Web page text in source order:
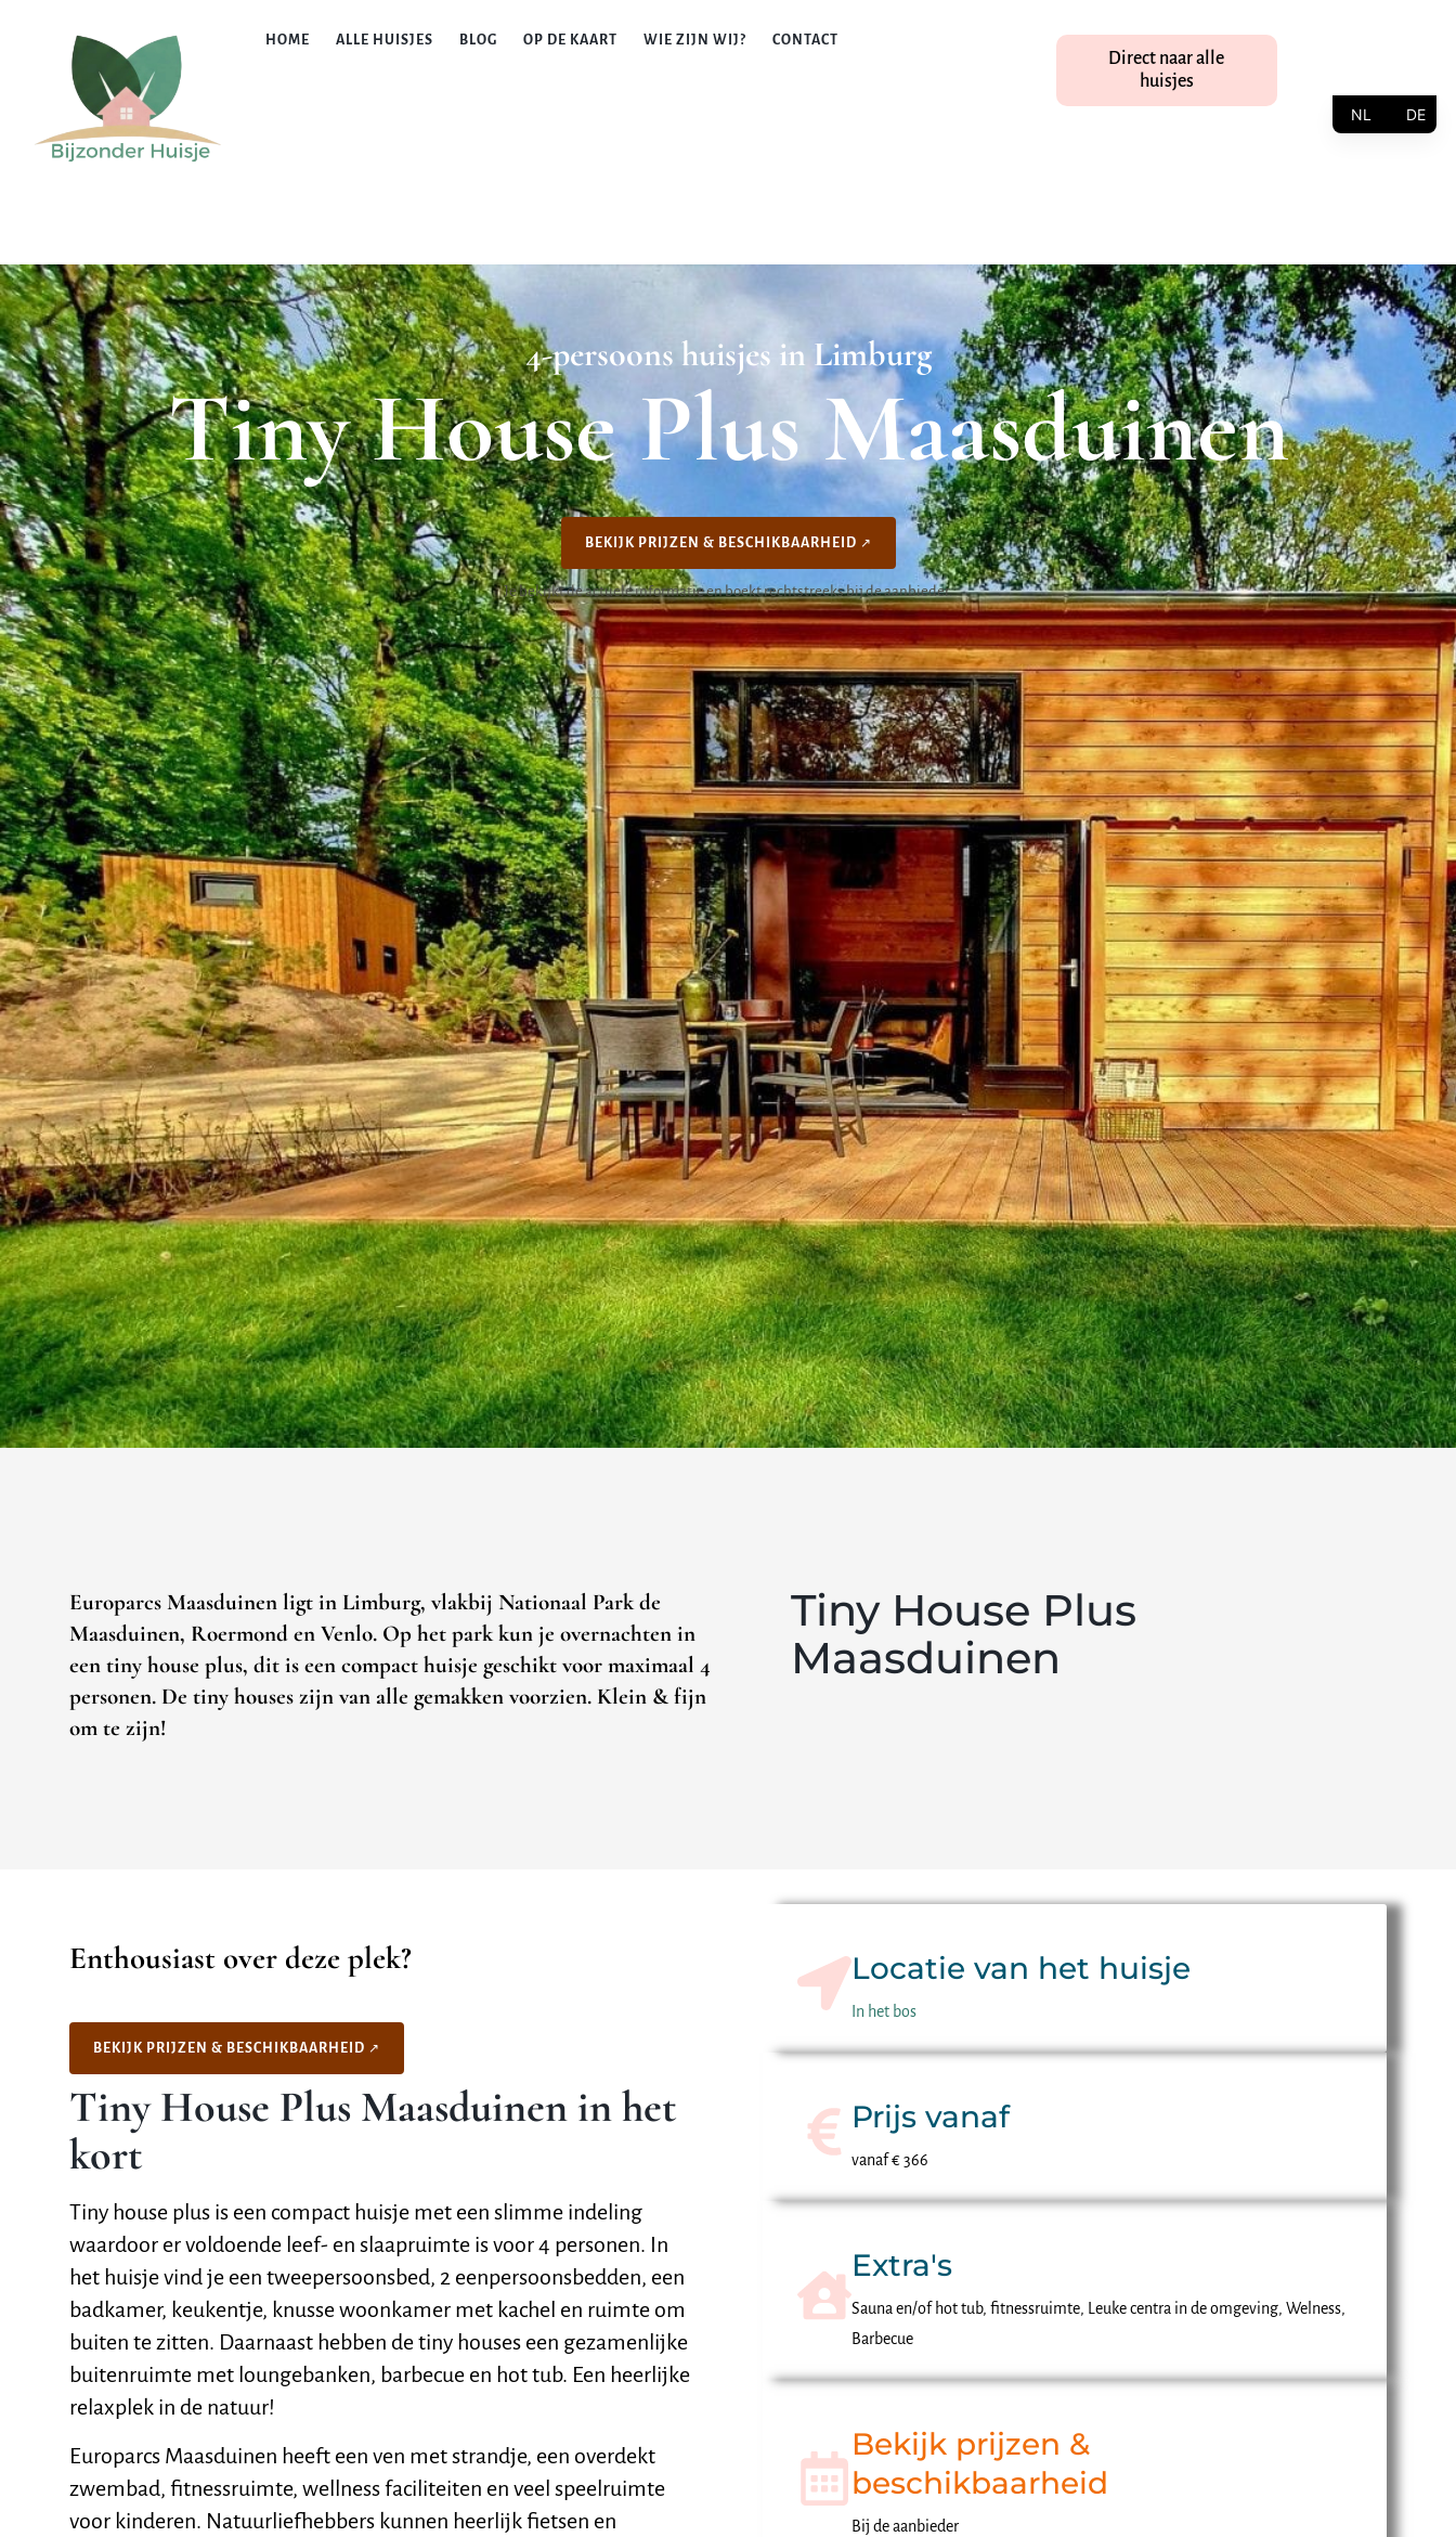
HOME ALLE HUISJES BLOG OP DE KAART WIE ZIJN WIJ? CONTACT
Direct naar alle
huisjes
4-persoons huisjes in Limburg
Tiny House Plus Maasduinen
BEKIJK PRIJZEN & BESCHIKBAARHEID
Je bekijkt de actuele informatie en boekt rechtstreeks bij de aanbieder.
Europarcs Maasduinen ligt in Limburg, vlakbij Nationaal Park de
Maasduinen, Roermond en Venlo. Op het park kun je overnachten in
een tiny house plus, dit is een compact huisje geschikt voor maximaal 4
personen. De tiny houses zijn van alle gemakken voorzien. Klein & fijn
om te zijn!
Tiny House Plus
Maasduinen
Tiny House Plus Maasduinen in het
kort
Tiny house plus is een compact huisje met een slimme indeling
waardoor er voldoende leef- en slaapruimte is voor 4 personen. In
het huisje vind je een tweepersoonsbed, 2 eenpersoonsbedden, een
badkamer, keukentje, knusse woonkamer met kachel en ruimte om
buiten te zitten. Daarnaast hebben de tiny houses een gezamenlijke
buitenruimte met loungebanken, barbecue en hot tub. Een heerlijke
relaxplek in de natuur!
Europarcs Maasduinen heeft een ven met strandje, een overdekt
zwembad, fitnessruimte, wellness faciliteiten en veel speelruimte
voor kinderen. Natuurliefhebbers kunnen heerlijk fietsen en
Enthousiast over deze plek?
BEKIJK PRIJZEN & BESCHIKBAARHEID
Locatie van het huisje
In het bos
Prijs vanaf
vanaf € 366
Extra's
Sauna en/of hot tub, fitnessruimte, Leuke centra in de omgeving, Welness,
Barbecue
Bekijk prijzen &
beschikbaarheid
Bij de aanbieder
NL DE